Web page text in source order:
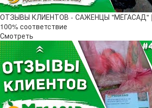
ОТЗЫВЫ КЛИЕНТОВ - САЖЕНЦЫ "МЕГАСАД" |
100% соответствие
Смотреть